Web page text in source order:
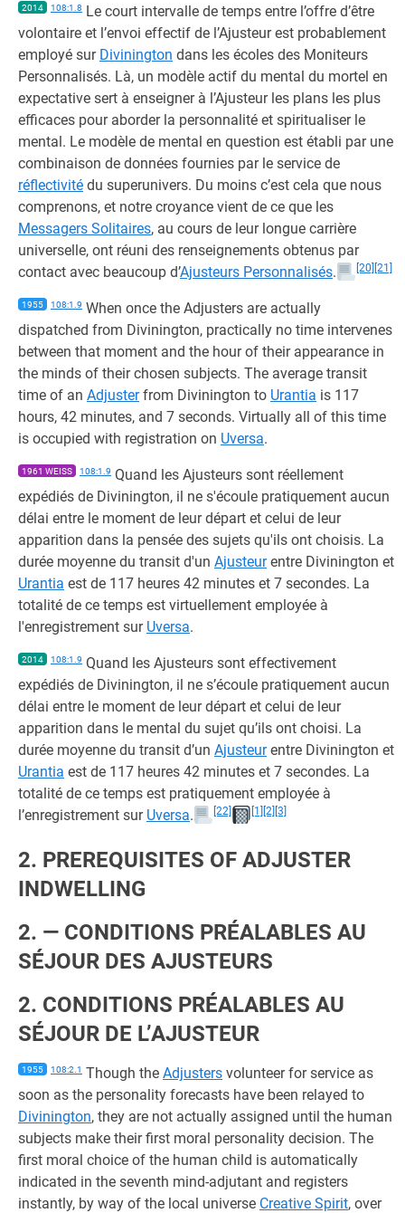
2014 108:1.8 Le court intervalle de temps entre l’offre d’être
volontaire et l’envoi effectif de l’Ajusteur est probablement
employé sur Divinington dans les écoles des Moniteurs
Personnalisés. Là, un modèle actif du mental du mortel en
expectative sert à enseigner à l’Ajusteur les plans les plus
efficaces pour aborder la personnalité et spiritualiser le
mental. Le modèle de mental en question est établi par une
combinaison de données fournies par le service de
réflectivité du superunivers. Du moins c’est cela que nous
comprenons, et notre croyance vient de ce que les
Messagers Solitaires, au cours de leur longue carrière
universelle, ont réuni des renseignements obtenus par
contact avec beaucoup d’Ajusteurs Personnalisés. [20] [21]
1955 108:1.9 When once the Adjusters are actually
dispatched from Divinington, practically no time intervenes
between that moment and the hour of their appearance in
the minds of their chosen subjects. The average transit
time of an Adjusterfrom Divinington to Urantia is 117
hours, 42 minutes, and 7 seconds. Virtually all of this time
is occupied with registration on Uversa.
1961 WEISS 108:1.9 Quand les Ajusteurs sont réellement
expédiés de Divinington, il ne s'écoule pratiquement aucun
délai entre le moment de leur départ et celui de leur
apparition dans la pensée des sujets qu'ils ont choisis. La
durée moyenne du transit d'un Ajusteurentre Divinington et
Urantia est de 117 heures 42 minutes et 7 secondes. La
totalité de ce temps est virtuellement employée à
l'enregistrement sur Uversa.
2014 108:1.9 Quand les Ajusteurs sont effectivement
expédiés de Divinington, il ne s’écoule pratiquement aucun
délai entre le moment de leur départ et celui de leur
apparition dans le mental du sujet qu’ils ont choisi. La
durée moyenne du transit d’un Ajusteurentre Divinington et
Urantia est de 117 heures 42 minutes et 7 secondes. La
totalité de ce temps est pratiquement employée à
l’enregistrement sur Uversa. [22] [1] [2] [3]
2. PREREQUISITES OF ADJUSTER
INDWELLING
2. — CONDITIONS PRÉALABLES AU
SÉJOUR DES AJUSTEURS
2. CONDITIONS PRÉALABLES AU
SÉJOUR DE L’AJUSTEUR
1955 108:2.1 Though the Adjusters volunteer for service as
soon as the personality forecasts have been relayed to
Divinington, they are not actually assigned until the human
subjects make their first moral personality decision. The
first moral choice of the human child is automatically
indicated in the seventh mind-adjutant and registers
instantly, by way of the local universe Creative Spirit, over